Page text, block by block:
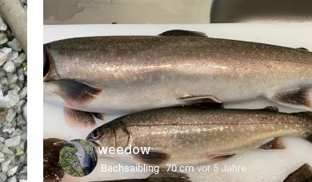
weedow
Bachsaibling 70 cm vor 5 Jahre